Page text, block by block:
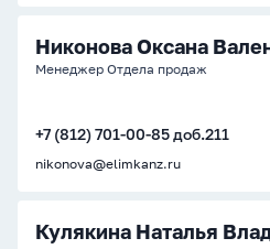
Никонова Оксана
Менеджер Отдела продаж
+7 (812) 701-00-85 доб.211
nikonova@elimkanz.ru
Кулякина Наталья